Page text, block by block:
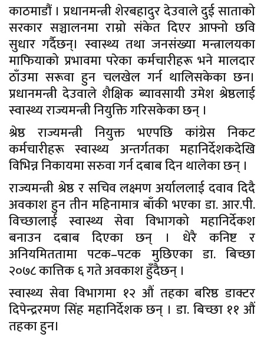
काठमाडौं । प्रधानमन्त्री शेरबहादुर देउवाले दुई साताको
सरकार सञ्चालनमा राम्रो संकेत दिएर आफ्नो छवि
सुधार गर्दैछन्। स्वास्थ्य तथा जनसंख्या मन्त्रालयका
माफियाको प्रभावमा परेका कर्मचारीहरू भने मालदार
ठाँउमा सरूवा हुन चलखेल गर्न थालिसकेका छन।
प्रधानमन्त्री देउवाले शैक्षिक ब्यावसायी उमेश श्रेष्ठलाई
स्वास्थ्य राज्यमन्त्री नियुक्ति गरिसकेका छन् ।
श्रेष्ठ राज्यमन्त्री नियुक्त भएपछि कांग्रेस निकट
कर्मचारीहरू स्वास्थ्य अन्तर्गतका महानिर्देशकदेखि
विभिन्न निकायमा सरुवा गर्न दबाब दिन थालेका छन् ।
राज्यमन्त्री श्रेष्ठ र सचिव लक्ष्मण अर्याललाई दवाव दिदै
अवकाश हुन तीन महिनामात्र बाँकी भएका डा. आर.पी.
विच्छालाई स्वास्थ्य सेवा विभागको महानिर्देकश
बनाउन दबाब दिएका छन् । धेरै कनिष्ट र
अनियमिततामा पटक–पटक मुछिएका डा. बिच्छा
२०७८ कात्तिक ६ गते अवकाश हुँदैछन् ।
स्वास्थ्य सेवा विभागमा १२ औं तहका बरिष्ठ डाक्टर
दिपेन्द्ररमण सिंह महानिर्देशक छन् । डा. बिच्छा ११ औं
तहका हुन।